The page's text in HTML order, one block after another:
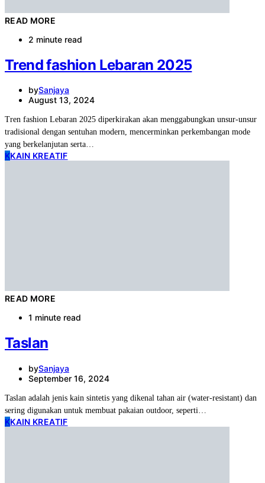
READ MORE
2 minute read
Trend fashion Lebaran 2025
bySanjaya
August 13, 2024
Tren fashion Lebaran 2025 diperkirakan akan menggabungkan unsur-unsur
tradisional dengan sentuhan modern, mencerminkan perkembangan mode
yang berkelanjutan serta…
KKAIN KREATIF
READ MORE
1 minute read
Taslan
bySanjaya
September 16, 2024
Taslan adalah jenis kain sintetis yang dikenal tahan air (water-resistant) dan
sering digunakan untuk membuat pakaian outdoor, seperti…
KKAIN KREATIF